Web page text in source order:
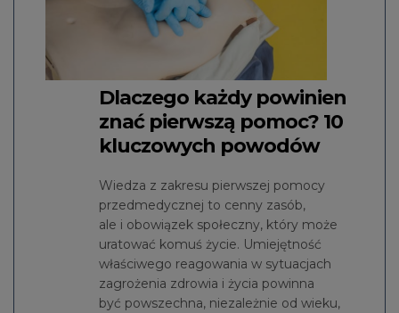
Dlaczego każdy powinien
znać pierwszą pomoc? 10
kluczowych powodów
Wiedza z zakresu pierwszej pomocy
przedmedycznej to cenny zasób,
ale i obowiązek społeczny, który może
uratować komuś życie. Umiejętność
właściwego reagowania w sytuacjach
zagrożenia zdrowia i życia powinna
być powszechna, niezależnie od wieku,